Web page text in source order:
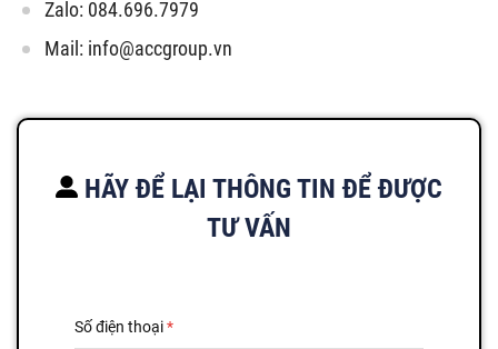
Zalo: 084.696.7979
Mail: info@accgroup.vn
HÃY ĐỂ LẠI THÔNG TIN ĐỂ ĐƯỢC
TƯ VẤN